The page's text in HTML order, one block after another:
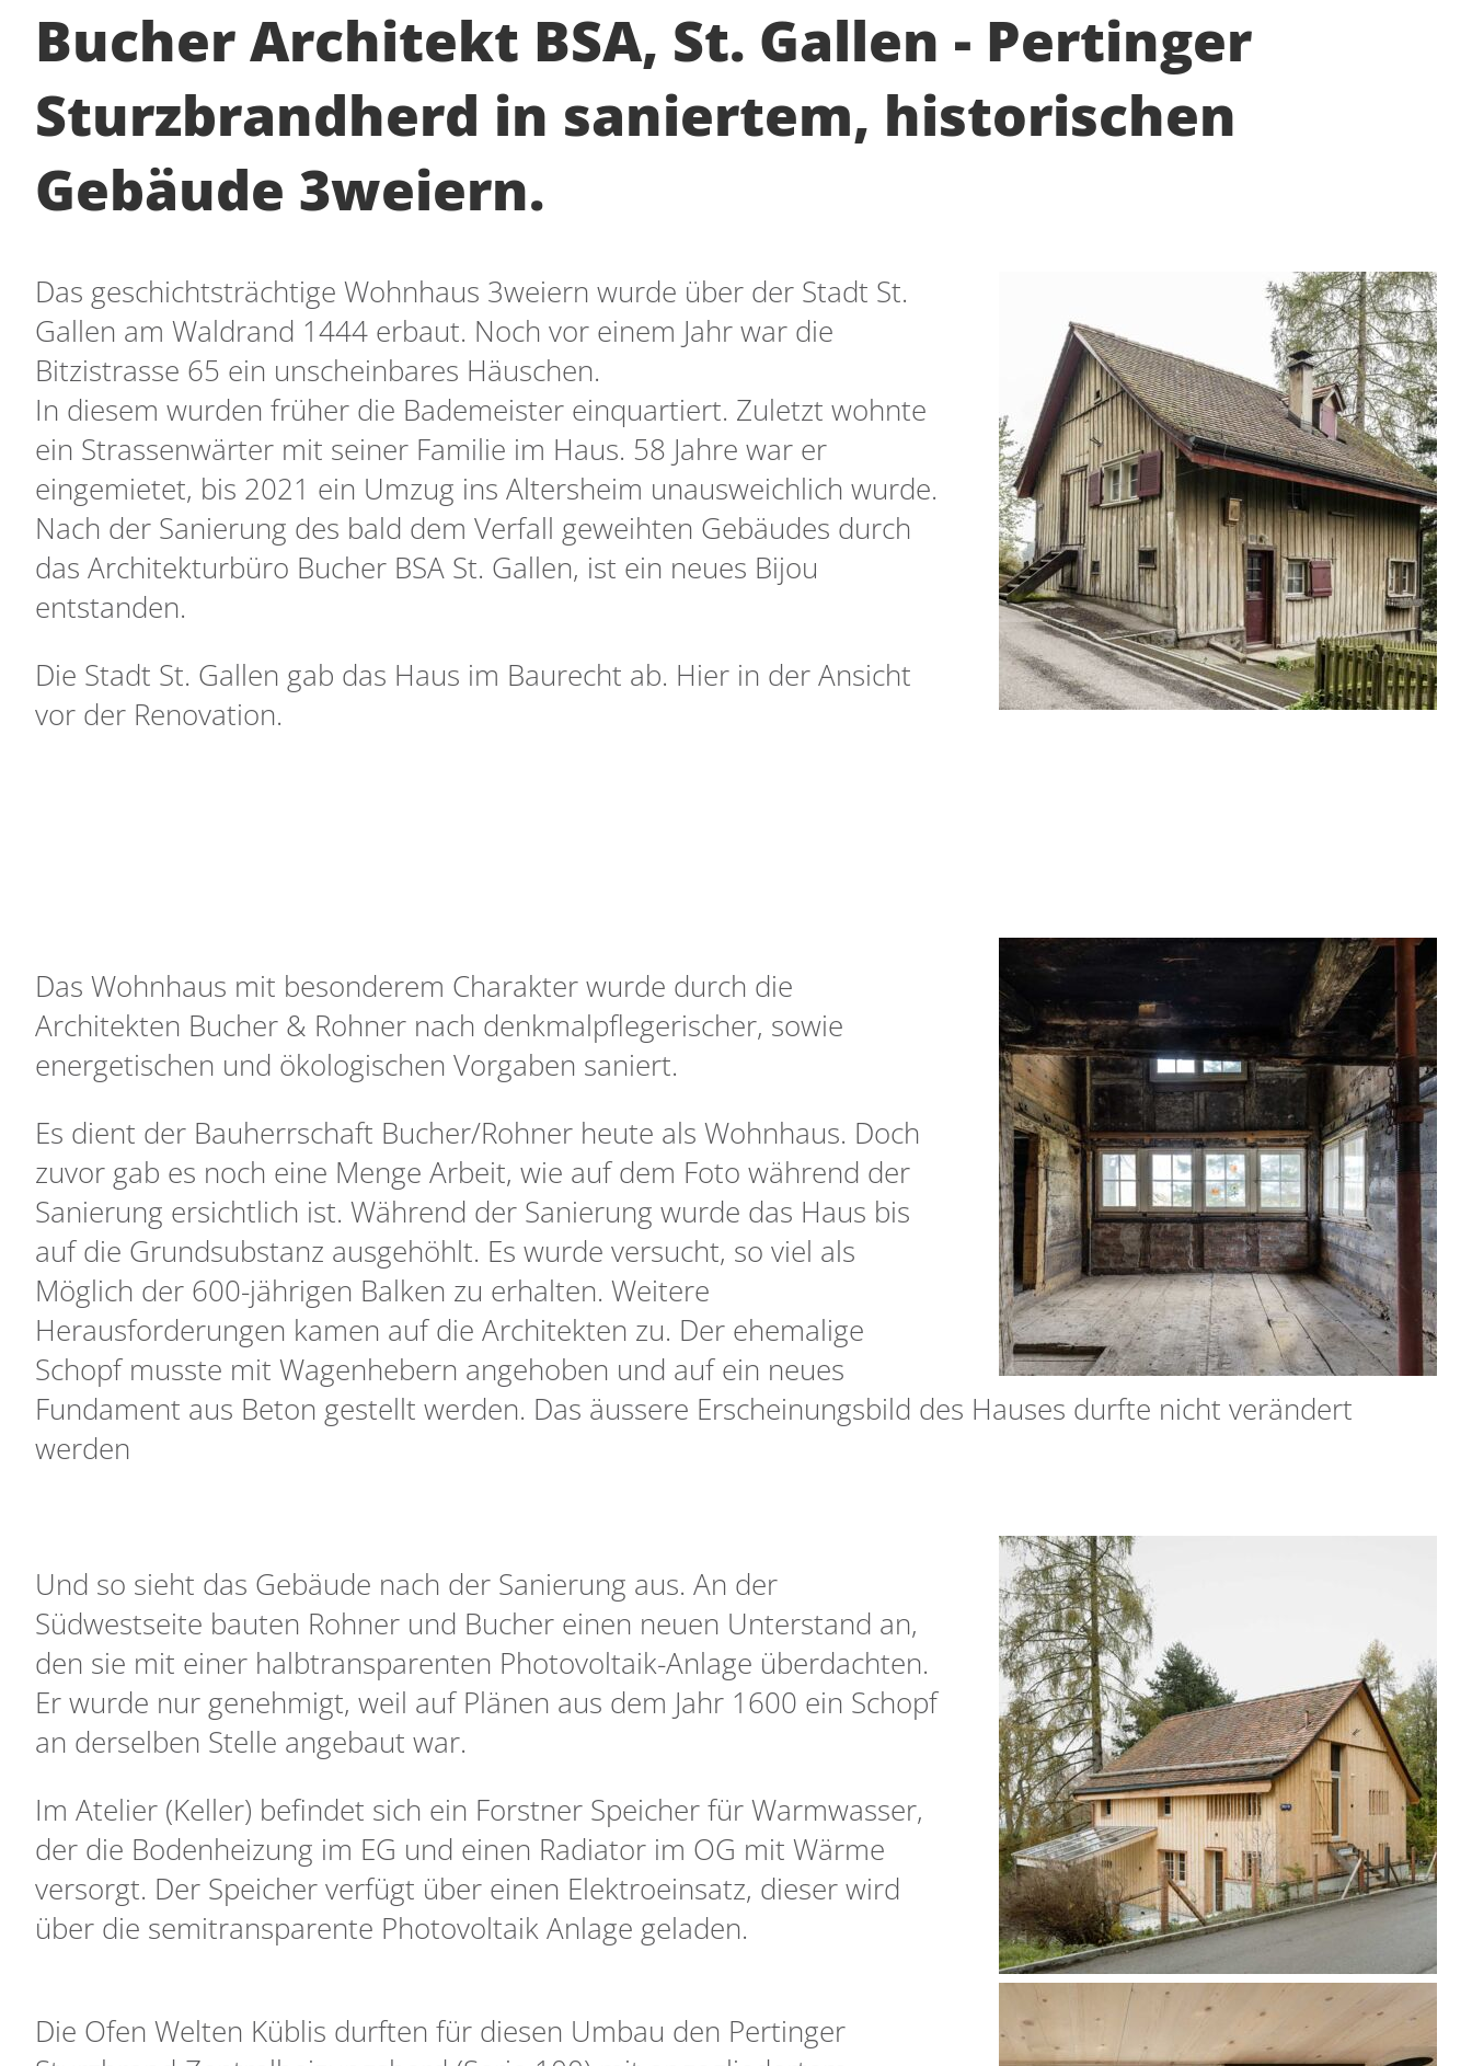
Bucher Architekt BSA, St. Gallen - Pertinger
Sturzbrandherd in saniertem, historischen
Gebäude 3weiern.
Das geschichtsträchtige Wohnhaus 3weiern wurde über der Stadt St.
Gallen am Waldrand 1444 erbaut. Noch vor einem Jahr war die
Bitzistrasse 65 ein unscheinbares Häuschen.
In diesem wurden früher die Bademeister einquartiert. Zuletzt wohnte
ein Strassenwärter mit seiner Familie im Haus. 58 Jahre war er
eingemietet, bis 2021 ein Umzug ins Altersheim unausweichlich wurde.
Nach der Sanierung des bald dem Verfall geweihten Gebäudes durch
das Architekturbüro Bucher BSA St. Gallen, ist ein neues Bijou
entstanden.
Die Stadt St. Gallen gab das Haus im Baurecht ab. Hier in der Ansicht
vor der Renovation.
Das Wohnhaus mit besonderem Charakter wurde durch die
Architekten Bucher & Rohner nach denkmalpflegerischer, sowie
energetischen und ökologischen Vorgaben saniert.
Es dient der Bauherrschaft Bucher/Rohner heute als Wohnhaus. Doch
zuvor gab es noch eine Menge Arbeit, wie auf dem Foto während der
Sanierung ersichtlich ist. Während der Sanierung wurde das Haus bis
auf die Grundsubstanz ausgehöhlt. Es wurde versucht, so viel als
Möglich der 600-jährigen Balken zu erhalten. Weitere
Herausforderungen kamen auf die Architekten zu. Der ehemalige
Schopf musste mit Wagenhebern angehoben und auf ein neues
Fundament aus Beton gestellt werden. Das äussere Erscheinungsbild des Hauses durfte nicht verändert
werden
Und so sieht das Gebäude nach der Sanierung aus. An der
Südwestseite bauten Rohner und Bucher einen neuen Unterstand an,
den sie mit einer halbtransparenten Photovoltaik-Anlage überdachten.
Er wurde nur genehmigt, weil auf Plänen aus dem Jahr 1600 ein Schopf
an derselben Stelle angebaut war.
Im Atelier (Keller) befindet sich ein Forstner Speicher für Warmwasser,
der die Bodenheizung im EG und einen Radiator im OG mit Wärme
versorgt. Der Speicher verfügt über einen Elektroeinsatz, dieser wird
über die semitransparente Photovoltaik Anlage geladen.
Die Ofen Welten Küblis durften für diesen Umbau den Pertinger